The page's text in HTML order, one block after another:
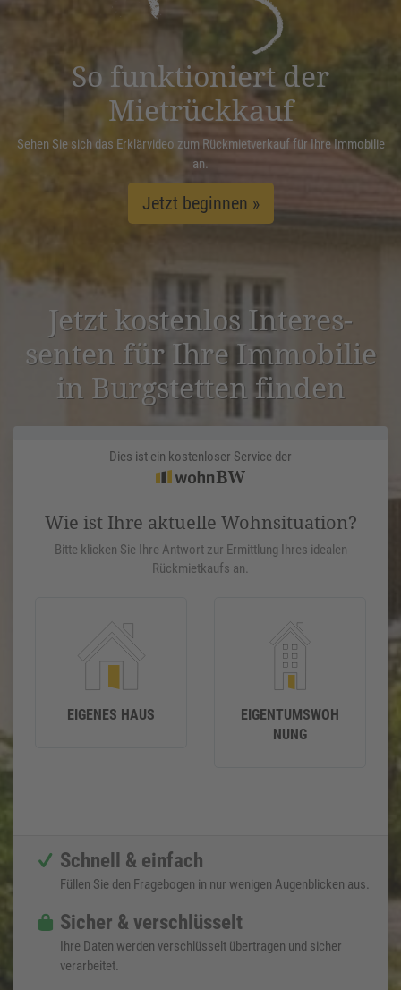
So funktioniert der
Mietrückkauf
Sehen Sie sich das Erklärvideo zum Rückmietverkauf für Ihre Immobilie
an.
Jetzt beginnen »
Jetzt kostenlos Inter­es­
senten für Ihre Immobilie
in Burgs­tetten finden
Dies ist ein kostenloser Service der
Wie ist Ihre aktuelle Wohnsituation?
Bitte klicken Sie Ihre Antwort zur Ermittlung Ihres idealen
Rückmietkaufs an.
EIGENES HAUS
EIGENTUMSWOH
NUNG
Schnell & einfach
Füllen Sie den Fragebogen in nur wenigen Augenblicken aus.
Sicher & verschlüsselt
Ihre Daten werden verschlüsselt übertragen und sicher
verarbeitet.